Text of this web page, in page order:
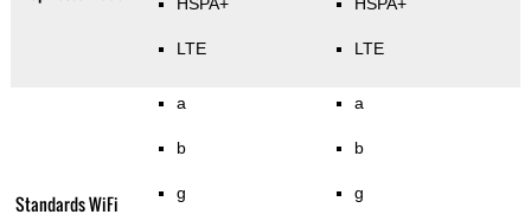
LTE LTE
Standards WiFi
a
b
g
a
b
g